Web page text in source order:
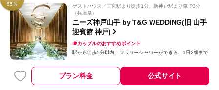
55％ ゲストハウス
三宮駅より徒歩1分、新神戸駅より車で3分
（兵庫県）
ニーズ神戸山手 by T&G WEDDING(旧 山手
迎賓館 神戸)
カップルのおすすめポイント
駅から徒歩5分以内
フラワーシャワーができる 1日2組まで
プラン料金 公式サイト